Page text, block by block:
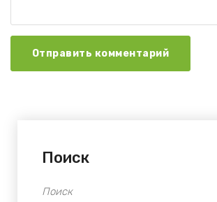
Отправить комментарий
Поиск